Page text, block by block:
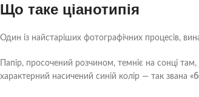
Що таке ціанотипія
Один із найстаріших фотографічних процесів,
Папір, просочений розчином, темніє на сонці
характерний насичений синій колір — так звана